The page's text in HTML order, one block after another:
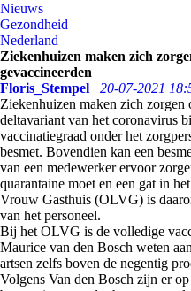
Nieuws
Gezondheid
Nederland
Ziekenhuizen maken zich
gevaccineerden
Floris_Stempel
20-07-2021
Ziekenhuizen maken zich zorgen
deltavariant van het coronavirus
vaccinatiegraad onder het
besmet. Bovendien kan een
van een medewerker ervoor
quarantaine moet en een gat in
Vrouw Gasthuis (OLVG) is
van het personeel.
Bij het OLVG is de volledige
Maurice van den Bosch weten
artsen zelfs boven de negentig
Volgens Van den Bosch zijn er